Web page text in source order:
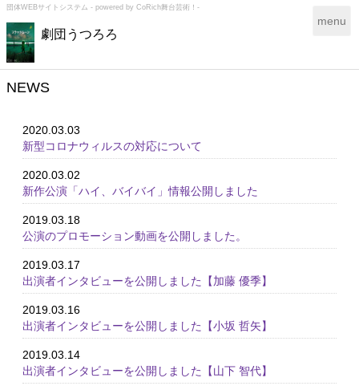
団体WEBサイトシステム - powered by CoRich舞台芸術！-
劇団うつろろ
T
g
menu
NEWS
2020.03.03
新型コロナウィルスの対応について
2020.03.02
新作公演「ハイ、バイバイ」情報公開しました
2019.03.18
公演のプロモーション動画を公開しました。
2019.03.17
出演者インタビューを公開しました【加藤 優季】
2019.03.16
出演者インタビューを公開しました【小坂 哲矢】
2019.03.14
出演者インタビューを公開しました【山下 智代】